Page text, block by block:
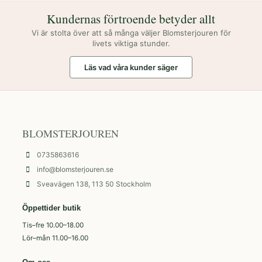
Kundernas förtroende betyder allt
Vi är stolta över att så många väljer Blomsterjouren för
livets viktiga stunder.
Läs vad våra kunder säger
BLOMSTERJOUREN
0735863616
info@blomsterjouren.se
Sveavägen 138, 113 50 Stockholm
Öppettider butik
Tis–fre 10.00–18.00
Lör–mån 11.00–16.00